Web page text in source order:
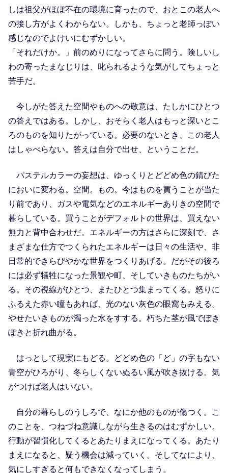
しは祖父がほぼ不在の環境に育ったので、おとこの老人へ
の接し方がよくわからない。しかも、ちょっと老師っぽい
感じなのでよけいにむずかしい。
「それだけか。」前のめりになってさらに問う。険しいし
わの寄ったまなじりは、叱られるような気がしてちょっと
苦手だ。
今しがた答えた空間やものへの敬意は、たしかにひとつ
の答えではある。しかし、おそらく老人はもっと深いとこ
ろのものを知りたがっている。必要のないとき、この老人
はしゃべらない。答えは自分で出せ、ということだ。
パステルカラーの妄想は、ゆっくりとどどめ色の錆びた
においに変わる。空間。もの。今はものを買うことが当た
り前であり、ガスや電気などのエネルギーありきの空間で
暮らしている。買うことがデフォルトの世界は、買えない
無力と背中合わせだ。エネルギーの方はさらに深刻で、さ
まざまな仕方でつくられたエネルギーは日々の生活や、非
日常的できらびやかな世界をつくりあげる。だがその後ろ
には必ず犠牲になった景観や町、そしていきものたちがい
る。その視線がひとつ、またひとつ集まってくる。怒りに
ふるえた赤い瞳もあれば、光のない灰色の眼窩もみえる。
やせたいきものが濁った水をすする。朽ちた茎が風でぽき
ぽきと折れ曲がる。
はっとして現実にもどる。どどめ色の「ど」の字もない
青空がひろがり、冬らしくないぬるい風が吹き抜ける。気
がつけば老人はいない。
自分の暮らしのうしろで、なにか他のものが傷つく。こ
のことを、つねづね意識しながら生きるのはむずかしい。
行動が習慣化してくるとあたりまえになってくる。あたり
まえになると、疑う機会は減っていく。そしてなにより、
気にしすぎると何もできなくなってしまう。